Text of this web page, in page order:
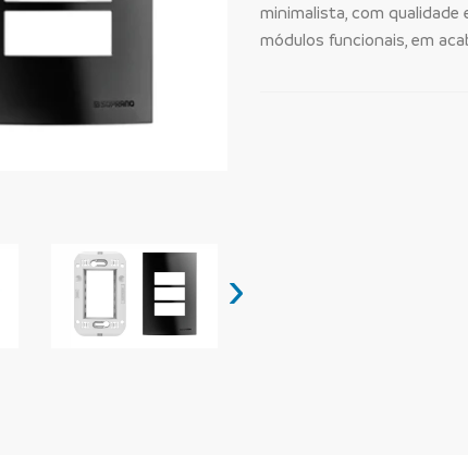
›
minimalista, com qualidade
módulos funcionais, em